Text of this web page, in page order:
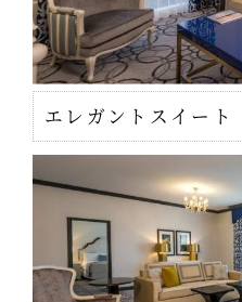
エレガントスイート